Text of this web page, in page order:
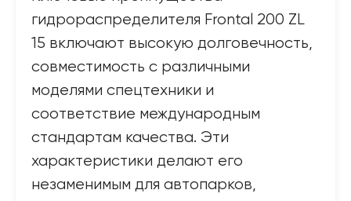
гидрораспределителя Frontal 200 ZL
15 включают высокую долговечность,
совместимость с различными
моделями спецтехники и
соответствие международным
стандартам качества. Эти
характеристики делают его
незаменимым для автопарков,